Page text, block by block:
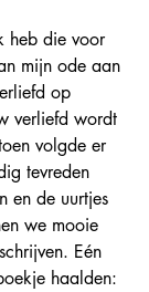
heb die voor
mijn ode aan
op
verliefd wordt
volgde er
tevreden
en de uurtjes
we mooie
Eén
haalden: